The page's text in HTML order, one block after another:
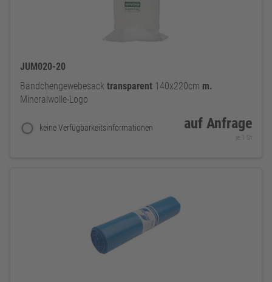
JUM020-20
Bändchengewebesack transparent 140x220cm m.
Mineralwolle-Logo
keine Verfügbarkeitsinformationen auf Anfrage
je 1 St